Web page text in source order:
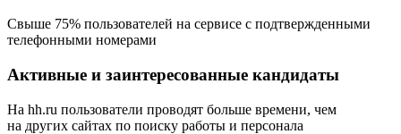
Свыше 75% пользователей на сервисе с подтвержденными
телефонными номерами
Активные и заинтересованные кандидаты
На hh.ru пользователи проводят больше времени, чем
на других сайтах по поиску работы и персонала